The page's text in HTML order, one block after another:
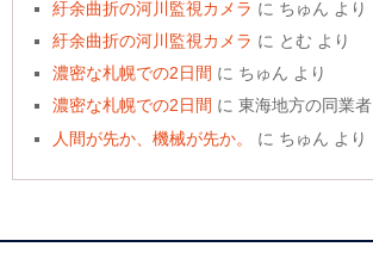
紆余曲折の河川監視カメラ に ちゅん より
紆余曲折の河川監視カメラ に とむ より
濃密な札幌での2日間 に ちゅん より
濃密な札幌での2日間 に東海地方の同業者
人間が先か、機械が先か。
に ちゅん より